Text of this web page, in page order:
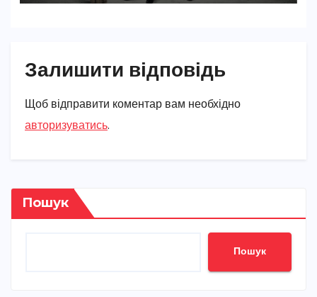
Залишити відповідь
Щоб відправити коментар вам необхідно
авторизуватись.
Пошук
Пошук